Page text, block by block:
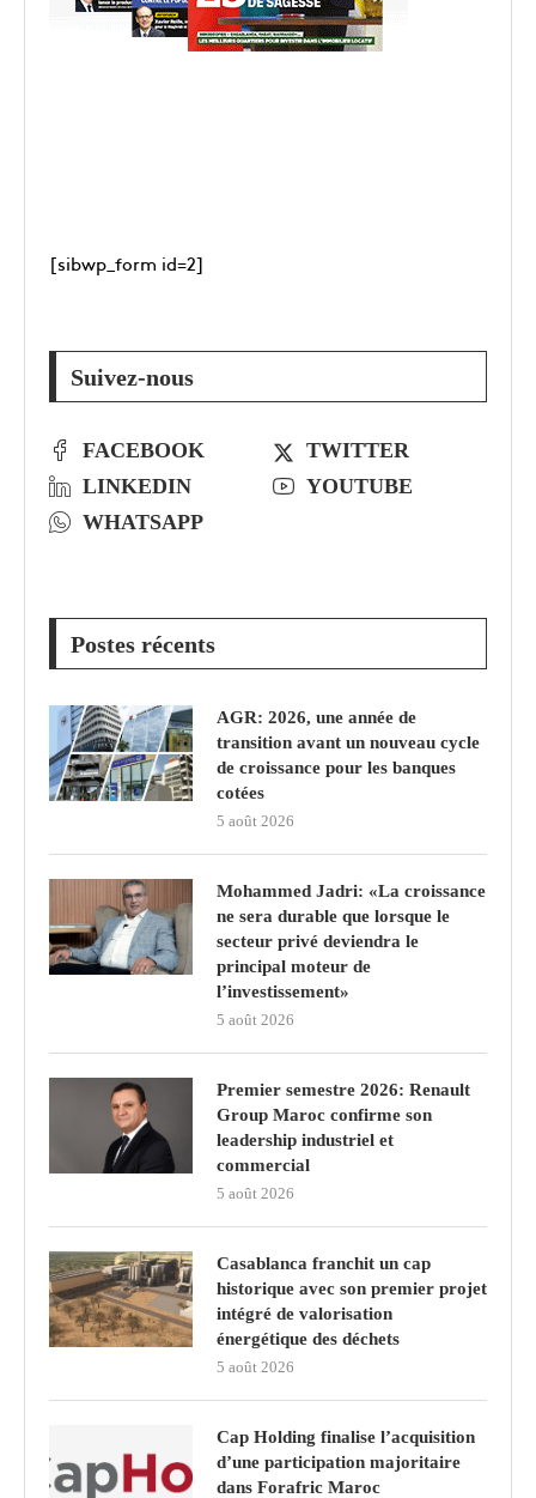
[sibwp_form id=2]
Suivez-nous
FACEBOOK
TWITTER
LINKEDIN
YOUTUBE
WHATSAPP
Postes récents
AGR: 2026, une année de
transition avant un nouveau cycle
de croissance pour les banques
cotées
5 août 2026
Mohammed Jadri: «La croissance
ne sera durable que lorsque le
secteur privé deviendra le
principal moteur de
l’investissement»
5 août 2026
Premier semestre 2026: Renault
Group Maroc confirme son
leadership industriel et
commercial
5 août 2026
Casablanca franchit un cap
historique avec son premier projet
intégré de valorisation
énergétique des déchets
5 août 2026
Cap Holding finalise l’acquisition
d’une participation majoritaire
dans Forafric Maroc